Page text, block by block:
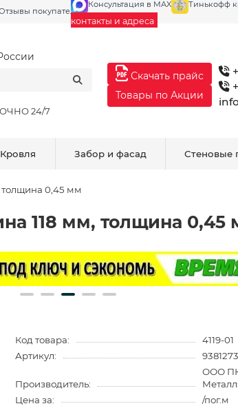
покупателей Галерея
Консультация в MAX Тинькофф
контакты и адреса
24/7
Скачать прайс
Товары по Акции
Кровля Забор и фасад Стеновые
0,45 мм
118 мм, толщина 0,45
Код товара:
4119-01
Артикул:
Производитель:
ООО
Цена за:
/пог.м